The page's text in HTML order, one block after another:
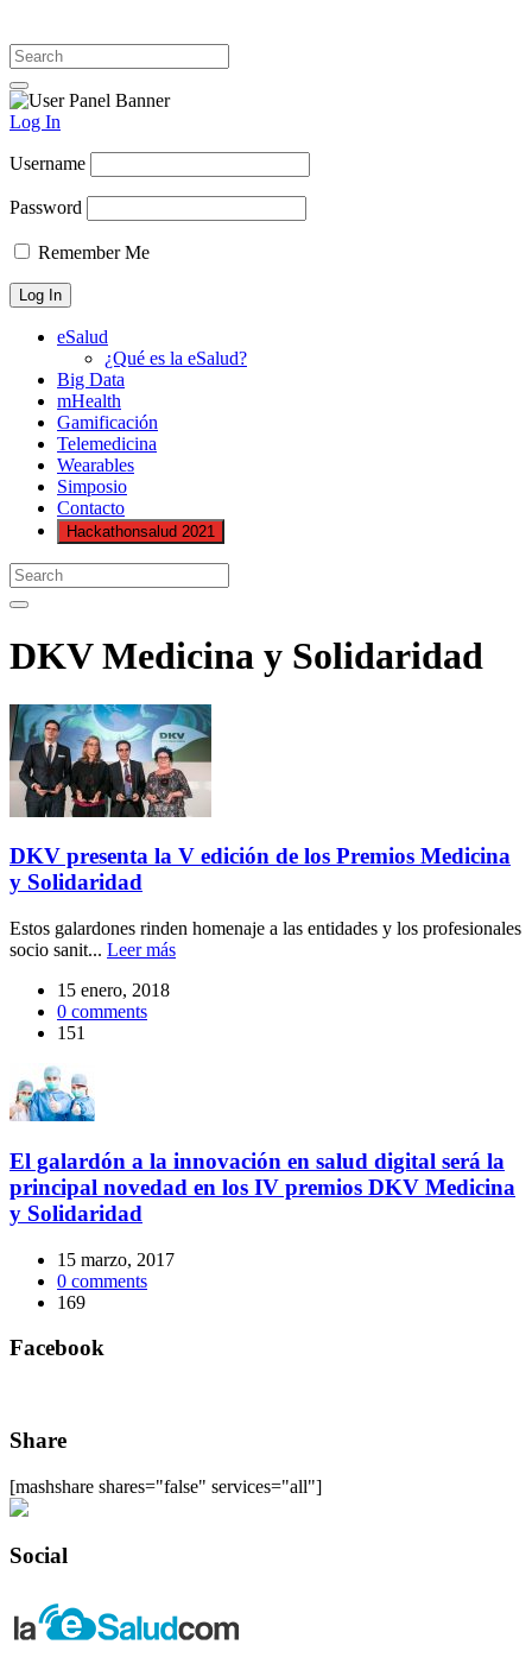
Log In
Username
Password
Remember Me
eSalud
¿Qué es la eSalud?
Big Data
mHealth
Gamificación
Telemedicina
Wearables
Simposio
Contacto
Hackathonsalud 2021
DKV Medicina y Solidaridad
DKV presenta la V edición de los Premios Medicina
y Solidaridad
Estos galardones rinden homenaje a las entidades y los profesionales
socio sanit... Leer más
15 enero, 2018
0 comments
151
El galardón a la innovación en salud digital será la
principal novedad en los IV premios DKV Medicina
y Solidaridad
15 marzo, 2017
0 comments
169
Facebook
Share
[mashshare shares="false" services="all"]
Social